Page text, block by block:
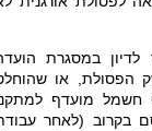
במסגרת
הפסולת, או
חשמל מועדף
בקרוב (לאחר